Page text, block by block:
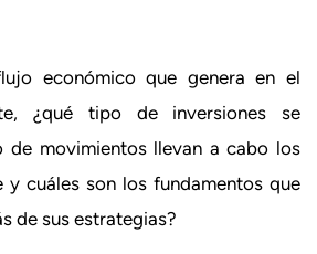
económico que genera en el
¿qué tipo de inversiones se
de movimientos llevan a cabo los
cuáles son los fundamentos que
de sus estrategias?